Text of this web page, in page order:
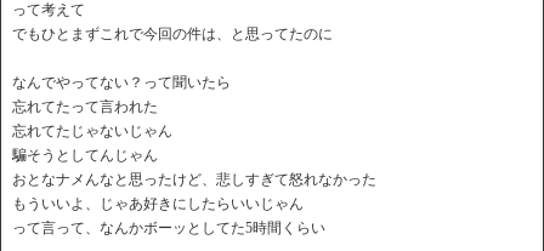
って考えて
でもひとまずこれで今回の件は、と思ってたのに
なんでやってない？って聞いたら
忘れてたって言われた
忘れてたじゃないじゃん
騙そうとしてんじゃん
おとなナメんなと思ったけど、悲しすぎて怒れなかった
もういいよ、じゃあ好きにしたらいいじゃん
って言って、なんかボーッとしてた5時間くらい